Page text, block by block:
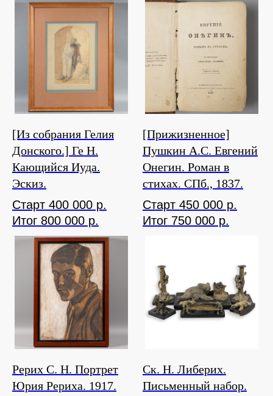
[Из собрания Гелия
Донского.] Ге Н.
Кающийся Иуда.
Эскиз.
Старт 400 000 р.
Итог 800 000 р.
[Прижизненное]
Пушкин А.С. Евгений
Онегин. Роман в
стихах. СПб., 1837.
Старт 450 000 р.
Итог 750 000 р.
Рерих С. Н. Портрет
Юрия Рериха. 1917.
Ск. Н. Либерих.
Письменный набор.